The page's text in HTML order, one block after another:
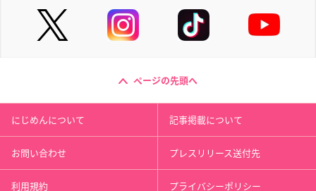
ページの先頭へ
にじめんについて 記事掲載について
お問い合わせ プレスリリース送付先
利用規約 プライバシーポリシー